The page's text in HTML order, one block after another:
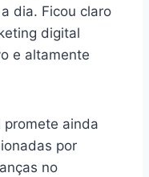
dia. Ficou claro
digital
e altamente
ainda
por
no